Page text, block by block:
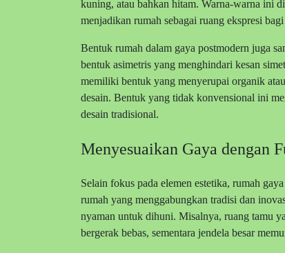
kuning, atau bahkan hitam. Warna-warna ini
menjadikan rumah sebagai ruang ekspresi
Bentuk rumah dalam gaya postmodern juga
bentuk asimetris yang menghindari kesan
memiliki bentuk yang menyerupai organik
desain. Bentuk yang tidak konvensional ini
desain tradisional.
Menyesuaikan Gaya dengan
Selain fokus pada elemen estetika, rumah
rumah yang menggabungkan tradisi dan
nyaman untuk dihuni. Misalnya, ruang tamu
bergerak bebas, sementara jendela besar